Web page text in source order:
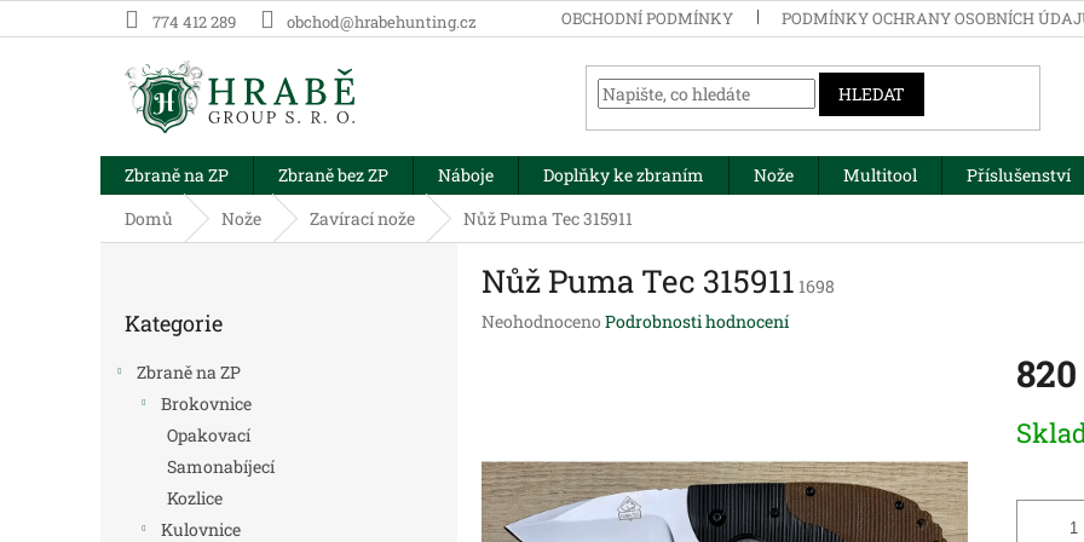
na
774 412 289 obchod@hrabehunting.cz OBCHODNÍ PODMÍNKY PODMÍNKY OCHRANY OSOBNÍCH
HLEDAT
Zbraně na ZP Zbraně bez ZP Náboje Doplňky ke zbraním Nože Multitool Příslušenství
Domů
Nože Zavírací nože Nůž Puma Tec 315911
kategorie
Kategorie
Zbraně na ZP
Brokovnice
Opakovací
Samonabíjecí
Kozlice
Kulovnice
Nůž Puma Tec 315911 1698
Průměrné
5
hvězdiček.
Neohodnoceno Podrobnosti hodnocení
cena: